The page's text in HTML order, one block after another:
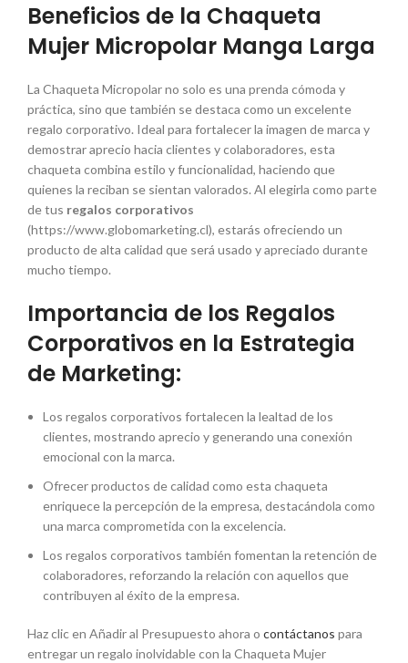
Beneficios de la Chaqueta
Mujer Micropolar Manga Larga
La Chaqueta Micropolar no solo es una prenda cómoda y
práctica, sino que también se destaca como un excelente
regalo corporativo. Ideal para fortalecer la imagen de marca y
demostrar aprecio hacia clientes y colaboradores, esta
chaqueta combina estilo y funcionalidad, haciendo que
quienes la reciban se sientan valorados. Al elegirla como parte
de tus regalos corporativos
(https://www.globomarketing.cl), estarás ofreciendo un
producto de alta calidad que será usado y apreciado durante
mucho tiempo.
Importancia de los Regalos
Corporativos en la Estrategia
de Marketing:
Los regalos corporativos fortalecen la lealtad de los
clientes, mostrando aprecio y generando una conexión
emocional con la marca.
Ofrecer productos de calidad como esta chaqueta
enriquece la percepción de la empresa, destacándola como
una marca comprometida con la excelencia.
Los regalos corporativos también fomentan la retención de
colaboradores, reforzando la relación con aquellos que
contribuyen al éxito de la empresa.
Haz clic en Añadir al Presupuesto ahora o contáctanos para
entregar un regalo inolvidable con la Chaqueta Mujer